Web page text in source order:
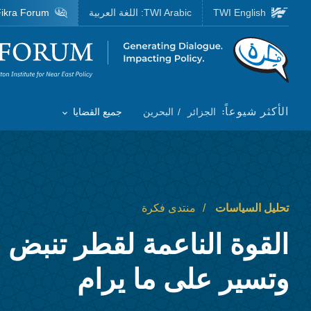
Skip to main content
Homepage
الأكثر شيوعاً: الجزائر البحرين
Toggle List of
جميع القضايا
TWI English
TWI Arabic: اللغة العربية Forum
تحليل السياسات منتدى فكرة
القوة الناعمة لقطر تنبض
وتسير على ما يرام